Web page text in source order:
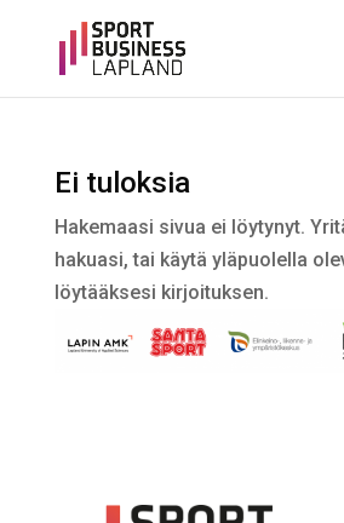
Ei tuloksia
Hakemaasi sivua ei löytynyt.
hakuasi, tai käytä yläpuolella
löytääksesi kirjoituksen.